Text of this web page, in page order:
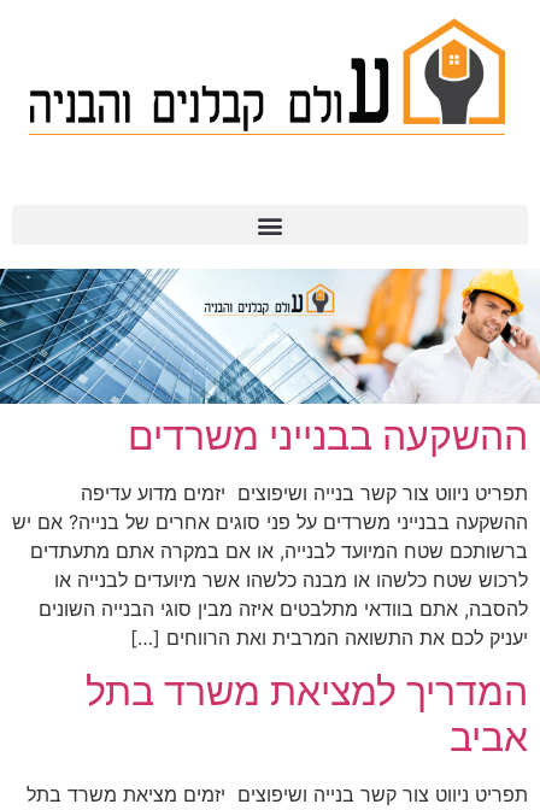
ההשקעה בבנייני משרדים
תפריט ניווט צור קשר בנייה ושיפוצים יזמים מדוע עדיפה
ההשקעה בבנייני משרדים על פני סוגים אחרים של בנייה? אם יש
ברשותכם שטח המיועד לבנייה, או אם במקרה אתם מתעתדים
לרכוש שטח כלשהו או מבנה כלשהו אשר מיועדים לבנייה או
להסבה, אתם בוודאי מתלבטים איזה מבין סוגי הבנייה השונים
יעניק לכם את התשואה המרבית ואת הרווחים […]
המדריך למציאת משרד בתל
אביב
תפריט ניווט צור קשר בנייה ושיפוצים יזמים מציאת משרד בתל